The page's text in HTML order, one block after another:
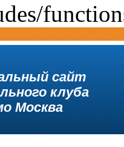
сайт
клуба
Москва